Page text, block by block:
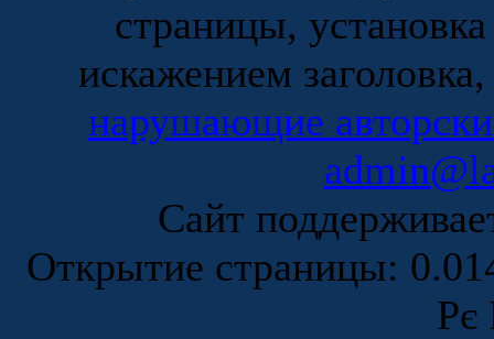
страницы,
искажением
нарушающие
Сайт
Открытие страницы:
Рє